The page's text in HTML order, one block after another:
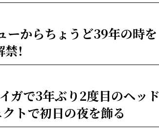
ーからちょうど39年の時を
！
ガで3年ぶり2度目のヘッド
トで初日の夜を飾る